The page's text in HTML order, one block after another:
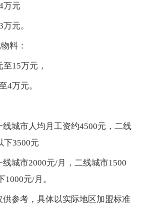
元
元。
料：
15万元，
万元。
城市人均月工资约4500元，二线
下3500元
市2000元/月，二线城市1500
元/月。
参考，具体以实际地区加盟标准